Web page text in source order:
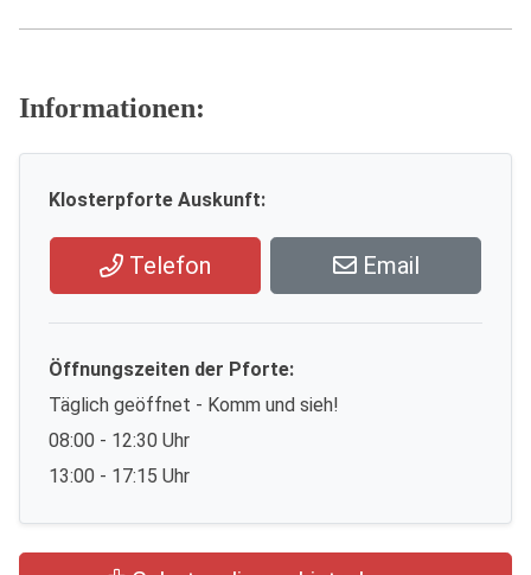
Informationen:
Klosterpforte Auskunft:
Telefon Email
Öffnungszeiten der Pforte:
Täglich geöffnet - Komm und sieh!
08:00 - 12:30 Uhr
13:00 - 17:15 Uhr